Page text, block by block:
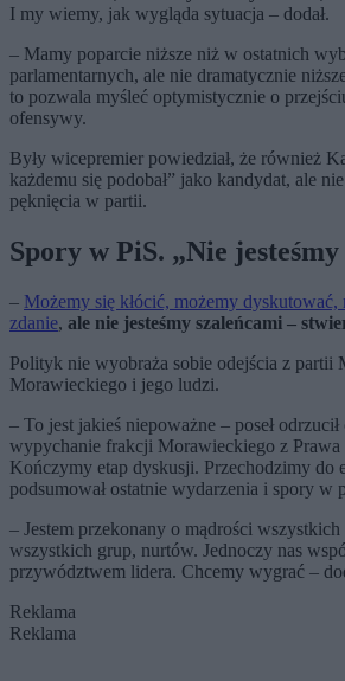
I my wiemy, jak wygląda sytuacja – dodał.
– Mamy poparcie niższe niż w ostatnich
parlamentarnych, ale nie dramatycznie
to pozwala myśleć optymistycznie o
ofensywy.
Były wicepremier powiedział, że również
każdemu się podobał” jako kandydat, ale
pęknięcia w partii.
Spory w PiS. „Nie
– Możemy się kłócić, możemy dyskutować,
zdanie, ale nie jesteśmy szaleńcami –
Polityk nie wyobraża sobie odejścia z partii
Morawieckiego i jego ludzi.
– To jest jakieś niepoważne – poseł odrzucił
wypychanie frakcji Morawieckiego z
Kończymy etap dyskusji. Przechodzimy do
podsumował ostatnie wydarzenia i spory w
– Jestem przekonany o mądrości
wszystkich grup, nurtów. Jednoczy nas
przywództwem lidera. Chcemy wygrać –
Reklama
Reklama